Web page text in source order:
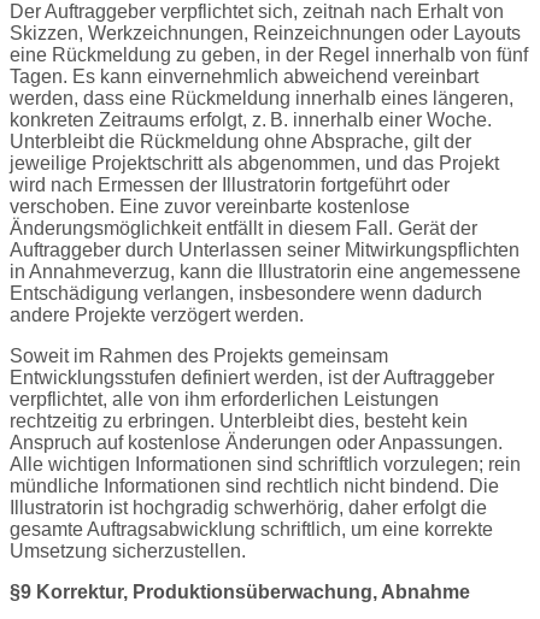
Der Auftraggeber verpflichtet sich, zeitnah nach Erhalt von
Skizzen, Werkzeichnungen, Reinzeichnungen oder Layouts
eine Rückmeldung zu geben, in der Regel innerhalb von fünf
Tagen. Es kann einvernehmlich abweichend vereinbart
werden, dass eine Rückmeldung innerhalb eines längeren,
konkreten Zeitraums erfolgt, z. B. innerhalb einer Woche.
Unterbleibt die Rückmeldung ohne Absprache, gilt der
jeweilige Projektschritt als abgenommen, und das Projekt
wird nach Ermessen der Illustratorin fortgeführt oder
verschoben. Eine zuvor vereinbarte kostenlose
Änderungsmöglichkeit entfällt in diesem Fall. Gerät der
Auftraggeber durch Unterlassen seiner Mitwirkungspflichten
in Annahmeverzug, kann die Illustratorin eine angemessene
Entschädigung verlangen, insbesondere wenn dadurch
andere Projekte verzögert werden.
Soweit im Rahmen des Projekts gemeinsam
Entwicklungsstufen definiert werden, ist der Auftraggeber
verpflichtet, alle von ihm erforderlichen Leistungen
rechtzeitig zu erbringen. Unterbleibt dies, besteht kein
Anspruch auf kostenlose Änderungen oder Anpassungen.
Alle wichtigen Informationen sind schriftlich vorzulegen; rein
mündliche Informationen sind rechtlich nicht bindend. Die
Illustratorin ist hochgradig schwerhörig, daher erfolgt die
gesamte Auftragsabwicklung schriftlich, um eine korrekte
Umsetzung sicherzustellen.
§9 Korrektur, Produktionsüberwachung, Abnahme